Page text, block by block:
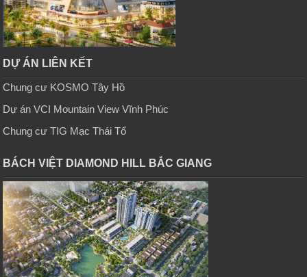
DỰ ÁN LIÊN KẾT
Chung cư KOSMO Tây Hồ
Dự án VCI Mountain View Vĩnh Phúc
Chung cư TIG Mạc Thái Tổ
BÁCH VIỆT DIAMOND HILL BẮC GIANG